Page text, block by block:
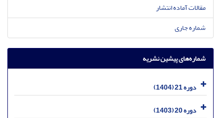
مقالات آماده انتشار
شماره جاری
شماره‌های پیشین نشریه
دوره 21 (1404)
دوره 20 (1403)